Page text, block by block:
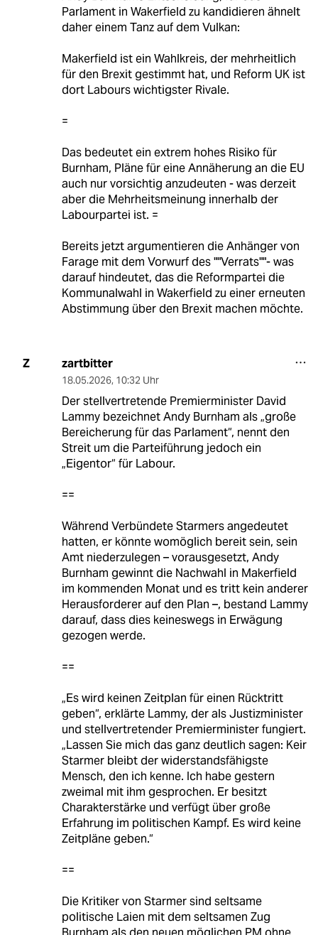
Parlament in Wakerfield zu kandidieren ähnelt
daher einem Tanz auf dem Vulkan:
Makerfield ist ein Wahlkreis, der mehrheitlich
für den Brexit gestimmt hat, und Reform UK ist
dort Labours wichtigster Rivale.
=
Das bedeutet ein extrem hohes Risiko für
Burnham, Pläne für eine Annäherung an die EU
auch nur vorsichtig anzudeuten - was derzeit
aber die Mehrheitsmeinung innerhalb der
Labourpartei ist. =
Bereits jetzt argumentieren die Anhänger von
Farage mit dem Vorwurf des ""Verrats""- was
darauf hindeutet, das die Reformpartei die
Kommunalwahl in Wakerfield zu einer erneuten
Abstimmung über den Brexit machen möchte.
Z zartbitter
18.05.2026, 10:32 Uhr
Der stellvertretende Premierminister David
Lammy bezeichnet Andy Burnham als „große
Bereicherung für das Parlament“, nennt den
Streit um die Parteiführung jedoch ein
„Eigentor“ für Labour.
==
Während Verbündete Starmers angedeutet
hatten, er könnte womöglich bereit sein, sein
Amt niederzulegen – vorausgesetzt, Andy
Burnham gewinnt die Nachwahl in Makerfield
im kommenden Monat und es tritt kein anderer
Herausforderer auf den Plan –, bestand Lammy
darauf, dass dies keineswegs in Erwägung
gezogen werde.
==
„Es wird keinen Zeitplan für einen Rücktritt
geben“, erklärte Lammy, der als Justizminister
und stellvertretender Premierminister fungiert.
„Lassen Sie mich das ganz deutlich sagen: Keir
Starmer bleibt der widerstandsfähigste
Mensch, den ich kenne. Ich habe gestern
zweimal mit ihm gesprochen. Er besitzt
Charakterstärke und verfügt über große
Erfahrung im politischen Kampf. Es wird keine
Zeitpläne geben.“
==
Die Kritiker von Starmer sind seltsame
politische Laien mit dem seltsamen Zug